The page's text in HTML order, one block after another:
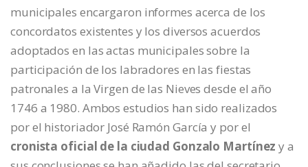
municipales encargaron informes acerca de los
concordatos existentes y los diversos acuerdos
adoptados en las actas municipales sobre la
participación de los labradores en las fiestas
patronales a la Virgen de las Nieves desde el año
1746 a 1980. Ambos estudios han sido realizados
por el historiador José Ramón García y por el
cronista oficial de la ciudad Gonzalo Martínez y a